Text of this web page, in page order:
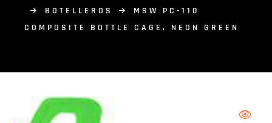
BOTELLEROS
MSW PC-110
COMPOSITE BOTTLE CAGE, NEON GREEN